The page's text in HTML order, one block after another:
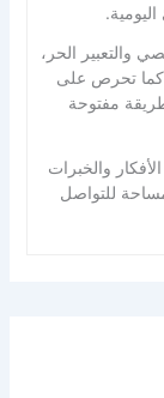
والتعبير الحر،
كما تحرص على
مفتوحة
والخبرات
للتواصل